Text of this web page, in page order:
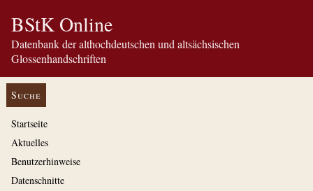
BStK Online
Datenbank der althochdeutschen und altsächsischen
Glossenhandschriften
Suche
Startseite
Aktuelles
Benutzerhinweise
Datenschnitte